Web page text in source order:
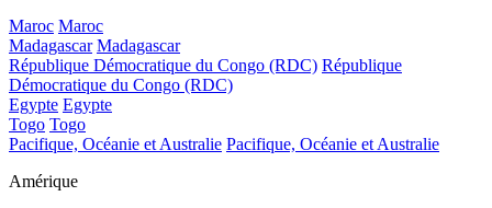
Maroc Maroc
Madagascar Madagascar
République Démocratique du Congo (RDC) République
Démocratique du Congo (RDC)
Egypte Egypte
Togo Togo
Pacifique, Océanie et Australie Pacifique, Océanie et Australie
Amérique